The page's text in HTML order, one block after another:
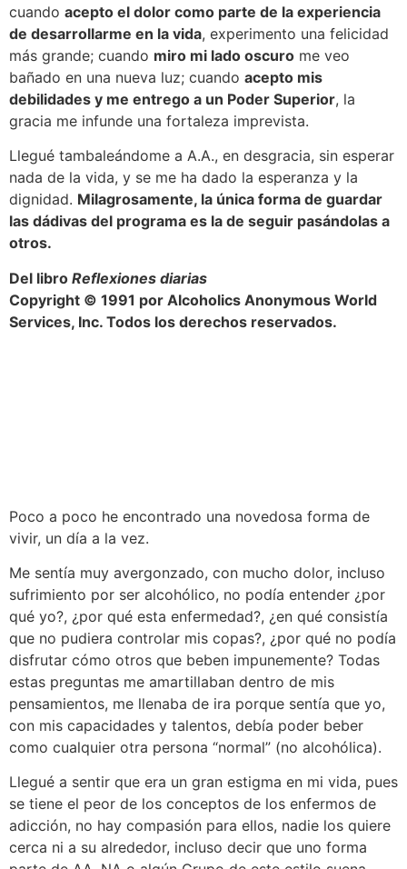
cuando acepto el dolor como parte de la experiencia
de desarrollarme en la vida, experimento una felicidad
más grande; cuando miro mi lado oscuro me veo
bañado en una nueva luz; cuando acepto mis
debilidades y me entrego a un Poder Superior, la
gracia me infunde una fortaleza imprevista.
Llegué tambaleándome a A.A., en desgracia, sin esperar
nada de la vida, y se me ha dado la esperanza y la
dignidad. Milagrosamente, la única forma de guardar
las dádivas del programa es la de seguir pasándolas a
otros.
Del libro Reflexiones diarias
Copyright © 1991 por Alcoholics Anonymous World
Services, Inc. Todos los derechos reservados.
Poco a poco he encontrado una novedosa forma de
vivir, un día a la vez.
Me sentía muy avergonzado, con mucho dolor, incluso
sufrimiento por ser alcohólico, no podía entender ¿por
qué yo?, ¿por qué esta enfermedad?, ¿en qué consistía
que no pudiera controlar mis copas?, ¿por qué no podía
disfrutar cómo otros que beben impunemente? Todas
estas preguntas me amartillaban dentro de mis
pensamientos, me llenaba de ira porque sentía que yo,
con mis capacidades y talentos, debía poder beber
como cualquier otra persona “normal” (no alcohólica).
Llegué a sentir que era un gran estigma en mi vida, pues
se tiene el peor de los conceptos de los enfermos de
adicción, no hay compasión para ellos, nadie los quiere
cerca ni a su alrededor, incluso decir que uno forma